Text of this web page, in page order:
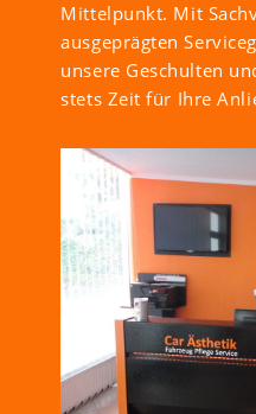
Mittelpunkt. Mit
ausgeprägten
unsere Geschulten
stets Zeit für Ihre